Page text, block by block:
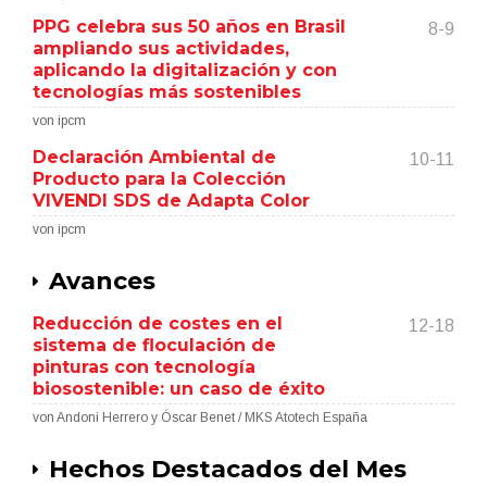
PPG celebra sus 50 años en Brasil
ampliando sus actividades,
aplicando la digitalización y con
tecnologías más sostenibles
8-9
von ipcm
Declaración Ambiental de
Producto para la Colección
VIVENDI SDS de Adapta Color
10-11
von ipcm
Avances
Reducción de costes en el
sistema de floculación de
pinturas con tecnología
biosostenible: un caso de éxito
12-18
von Andoni Herrero y Óscar Benet / MKS Atotech España
Hechos Destacados del Mes